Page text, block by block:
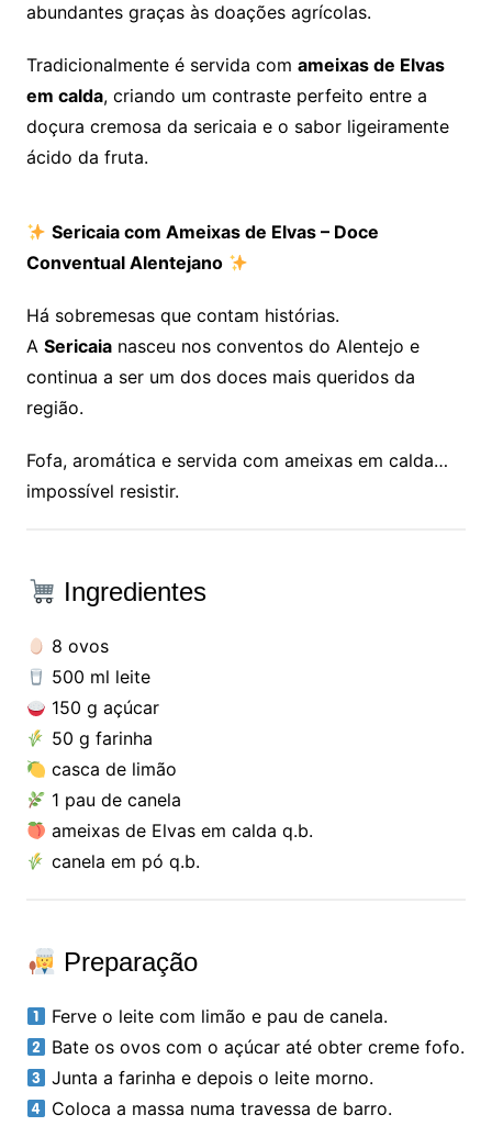
abundantes graças às doações agrícolas.
Tradicionalmente é servida com ameixas de Elvas
em calda, criando um contraste perfeito entre a
doçura cremosa da sericaia e o sabor ligeiramente
ácido da fruta.
Sericaia com Ameixas de Elvas – Doce
Conventual Alentejano
Há sobremesas que contam histórias.
A Sericaianasceu nos conventos do Alentejo e
continua a ser um dos doces mais queridos da
região.
Fofa, aromática e servida com ameixas em calda…
impossível resistir.
Ingredientes
8 ovos
500 ml leite
150 g açúcar
50 g farinha
casca de limão
1 pau de canela
ameixas de Elvas em calda q.b.
canela em pó q.b.
Preparação
Ferve o leite com limão e pau de canela.
Bate os ovos com o açúcar até obter creme fofo.
Junta a farinha e depois o leite morno.
Coloca a massa numa travessa de barro.